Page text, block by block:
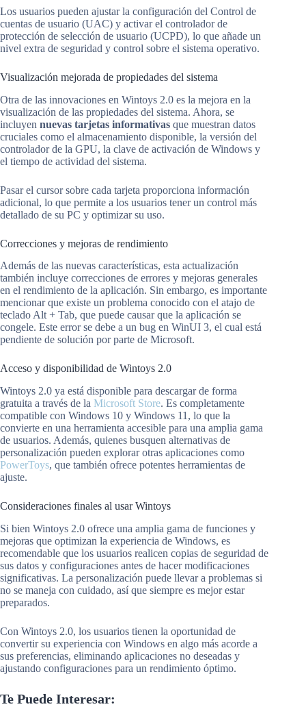
Los usuarios pueden ajustar la configuración del Control de
cuentas de usuario (UAC) y activar el controlador de
protección de selección de usuario (UCPD), lo que añade un
nivel extra de seguridad y control sobre el sistema operativo.
Visualización mejorada de propiedades del sistema
Otra de las innovaciones en Wintoys 2.0 es la mejora en la
visualización de las propiedades del sistema. Ahora, se
incluyen nuevas tarjetas informativas que muestran datos
cruciales como el almacenamiento disponible, la versión del
controlador de la GPU, la clave de activación de Windows y
el tiempo de actividad del sistema.
Pasar el cursor sobre cada tarjeta proporciona información
adicional, lo que permite a los usuarios tener un control más
detallado de su PC y optimizar su uso.
Correcciones y mejoras de rendimiento
Además de las nuevas características, esta actualización
también incluye correcciones de errores y mejoras generales
en el rendimiento de la aplicación. Sin embargo, es importante
mencionar que existe un problema conocido con el atajo de
teclado Alt + Tab, que puede causar que la aplicación se
congele. Este error se debe a un bug en WinUI 3, el cual está
pendiente de solución por parte de Microsoft.
Acceso y disponibilidad de Wintoys 2.0
Wintoys 2.0 ya está disponible para descargar de forma
gratuita a través de la Microsoft Store. Es completamente
compatible con Windows 10 y Windows 11, lo que la
convierte en una herramienta accesible para una amplia gama
de usuarios. Además, quienes busquen alternativas de
personalización pueden explorar otras aplicaciones como
PowerToys, que también ofrece potentes herramientas de
ajuste.
Consideraciones finales al usar Wintoys
Si bien Wintoys 2.0 ofrece una amplia gama de funciones y
mejoras que optimizan la experiencia de Windows, es
recomendable que los usuarios realicen copias de seguridad de
sus datos y configuraciones antes de hacer modificaciones
significativas. La personalización puede llevar a problemas si
no se maneja con cuidado, así que siempre es mejor estar
preparados.
Con Wintoys 2.0, los usuarios tienen la oportunidad de
convertir su experiencia con Windows en algo más acorde a
sus preferencias, eliminando aplicaciones no deseadas y
ajustando configuraciones para un rendimiento óptimo.
Te Puede Interesar: